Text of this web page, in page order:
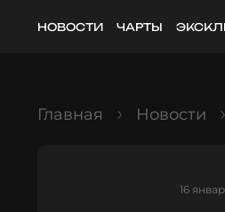
НОВОСТИ ЧАРТЫ
Главная Новости
16